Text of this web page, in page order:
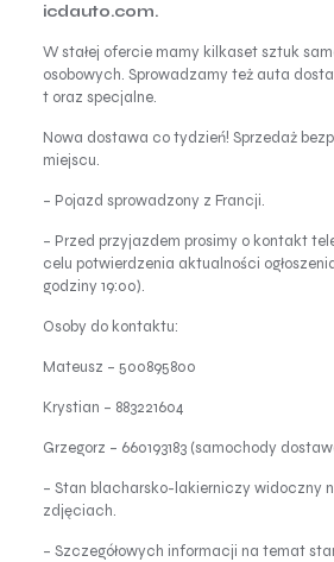
icdauto.com.
W stałej ofercie mamy kilkaset sztuk
osobowych. Sprowadzamy też auta
t oraz specjalne.
Nowa dostawa co tydzień! Sprzedaż
miejscu.
– Pojazd sprowadzony z Francji.
– Przed przyjazdem prosimy o kontakt
celu potwierdzenia aktualności
godziny 19:00).
Osoby do kontaktu:
Mateusz – 500895800
Krystian – 883221604
Grzegorz – 660193183 (samochody
– Stan blacharsko-lakierniczy widoczny
zdjęciach.
– Szczegółowych informacji na temat